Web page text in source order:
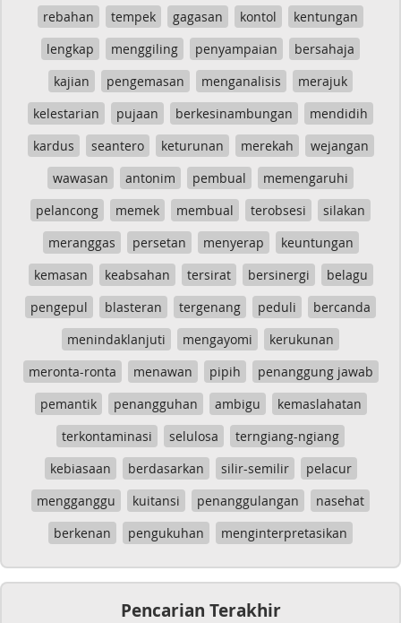
rebahan tempek gagasan kontol
kentungan
lengkap
menggiling penyampaian
bersahaja
kajian
pengemasan menganalisis
merajuk
kelestarian
pujaan berkesinambungan
mendidih
kardus
seantero keturunan merekah
wejangan
wawasan
antonim pembual
memengaruhi
pelancong
memek membual terobsesi
silakan
meranggas
persetan menyerap
keuntungan
kemasan
keabsahan tersirat bersinergi
belagu
pengepul
blasteran tergenang peduli
bercanda
menindaklanjuti
mengayomi
kerukunan
meronta-ronta
menawan pipih
penanggung jawab
pemantik
penangguhan ambigu
kemaslahatan
terkontaminasi
selulosa
terngiang-ngiang
kebiasaan
berdasarkan silir-semilir
pelacur
mengganggu
kuitansi penanggulangan
nasehat
berkenan
pengukuhan menginterpretasikan
Pencarian Terakhir